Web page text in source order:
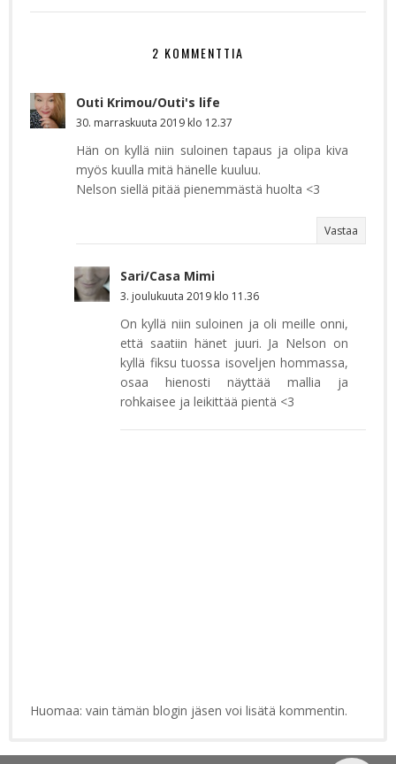
2 KOMMENTTIA
Outi Krimou/Outi's life
30. marraskuuta 2019 klo 12.37
Hän on kyllä niin suloinen tapaus ja olipa kiva
myös kuulla mitä hänelle kuuluu.
Nelson siellä pitää pienemmästä huolta <3
Vastaa
Sari/Casa Mimi
3. joulukuuta 2019 klo 11.36
On kyllä niin suloinen ja oli meille onni,
että saatiin hänet juuri. Ja Nelson on
kyllä fiksu tuossa isoveljen hommassa,
osaa hienosti näyttää mallia ja
rohkaisee ja leikittää pientä <3
Huomaa: vain tämän blogin jäsen voi lisätä kommentin.